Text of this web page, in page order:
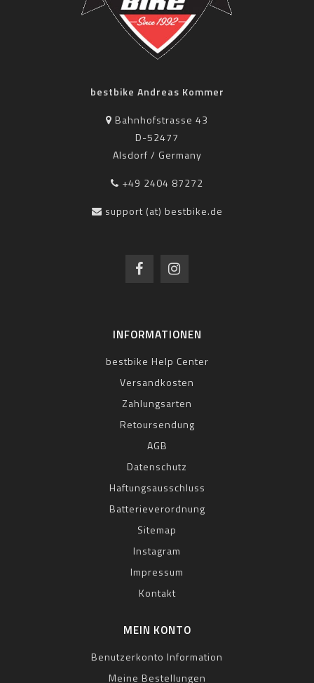
bestbike Andreas Kommer
Bahnhofstrasse 43
D-52477
Alsdorf / Germany
+49 2404 87272
support (at) bestbike.de
INFORMATIONEN
bestbike Help Center
Versandkosten
Zahlungsarten
Retoursendung
AGB
Datenschutz
Haftungsausschluss
Batterieverordnung
Sitemap
Instagram
Impressum
Kontakt
MEIN KONTO
Benutzerkonto Information
Meine Bestellungen